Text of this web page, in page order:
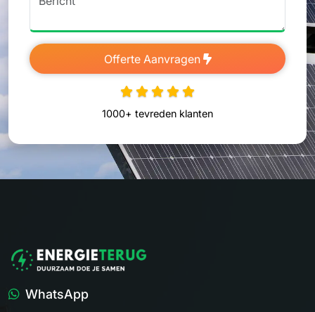
Offerte Aanvragen
1000+ tevreden klanten
WhatsApp